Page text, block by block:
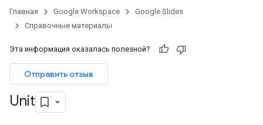
Главная Google Workspace
Google Slides
Справочные материалы
Эта информация оказалась полезной?
Отправить отзыв
Unit